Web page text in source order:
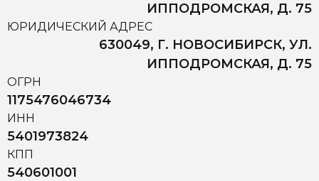
ИППОДРОМСКАЯ, Д. 75
ЮРИДИЧЕСКИЙ АДРЕС
630049, Г. НОВОСИБИРСК, УЛ.
ИППОДРОМСКАЯ, Д. 75
ОГРН
1175476046734
ИНН
5401973824
КПП
540601001